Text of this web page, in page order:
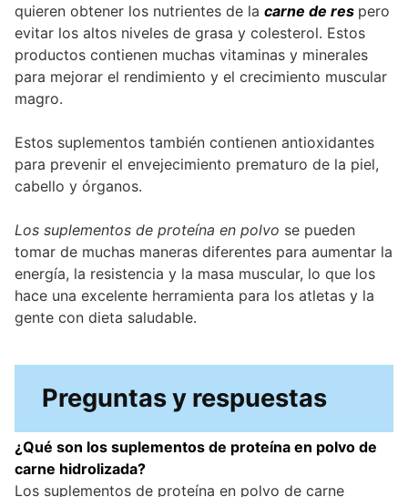
quieren obtener los nutrientes de la carne de res pero
evitar los altos niveles de grasa y colesterol. Estos
productos contienen muchas vitaminas y minerales
para mejorar el rendimiento y el crecimiento muscular
magro.
Estos suplementos también contienen antioxidantes
para prevenir el envejecimiento prematuro de la piel,
cabello y órganos.
Los suplementos de proteína en polvo se pueden
tomar de muchas maneras diferentes para aumentar la
energía, la resistencia y la masa muscular, lo que los
hace una excelente herramienta para los atletas y la
gente con dieta saludable.
Preguntas y respuestas
¿Qué son los suplementos de proteína en polvo de
carne hidrolizada?
Los suplementos de proteína en polvo de carne